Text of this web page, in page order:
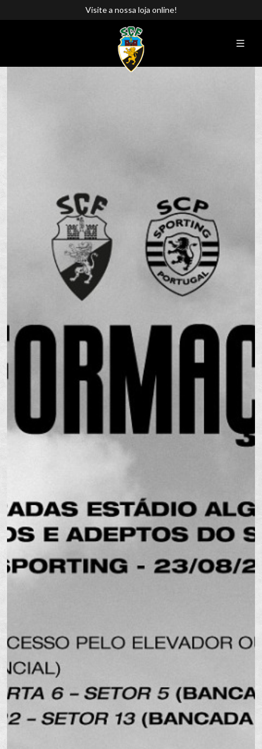
Visite a nossa loja online!